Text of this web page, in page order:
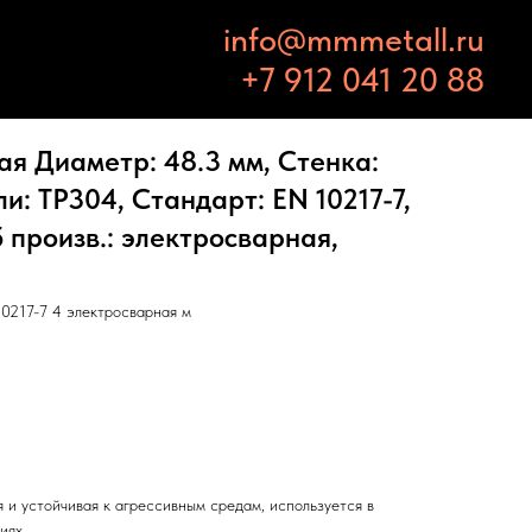
info@mmmetall.ru
+7 912 041 20 88
Диаметр: 48.3 мм, Стенка:
TP304, Стандарт: EN 10217-7,
электросварная,
7 4 электросварная м
устойчивая к агрессивным средам, используется в